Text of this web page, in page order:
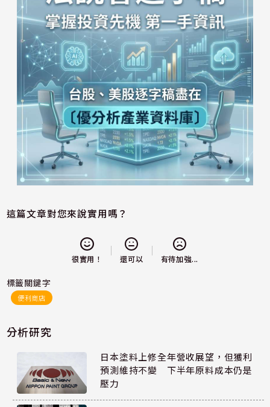
這篇文章對您來說實用嗎？
很實用！ 還可以 有待加強...
標籤關鍵字
便利商店
分析研究
日本塗料上修全年營收展望，但獲利
預測維持不變 下半年原料成本仍是
壓力